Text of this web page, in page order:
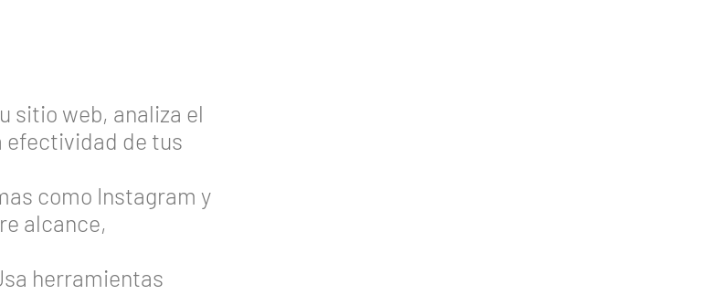
sitio web, analiza el
efectividad de tus
como Instagram y
alcance,
herramientas